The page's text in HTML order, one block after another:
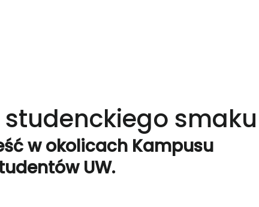
smaku
w okolicach Kampusu
UW.